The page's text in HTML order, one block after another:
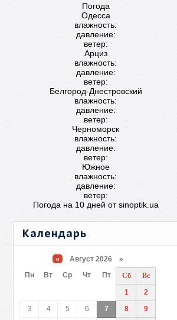
Погода
Одесса
влажность:
давление:
ветер:
Арциз
влажность:
давление:
ветер:
Белгород-Днестровский
влажность:
давление:
ветер:
Черноморск
влажность:
давление:
ветер:
Южное
влажность:
давление:
ветер:
Погода на 10 дней отsinoptik.ua
Календарь
« Август 2026 »
Пн
Вт Ср Чт Пт Сб
Вс
1
2
3
4 5 6 7 8
9